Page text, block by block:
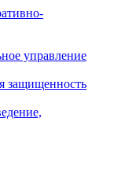
управление
защищенность